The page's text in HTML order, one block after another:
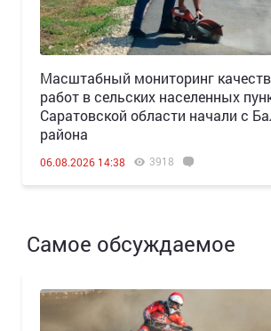
Масштабный мониторинг
работ в сельских населенных
Саратовской области начали с
района
06.08.2026 14:38 3918
Самое обсуждаемое